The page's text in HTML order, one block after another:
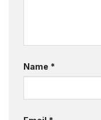
Name *